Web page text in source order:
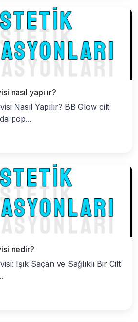
nasıl yapılır?
Nasıl Yapılır? BB Glow cilt
pop...
nedir?
Işık Saçan ve Sağlıklı Bir Cilt